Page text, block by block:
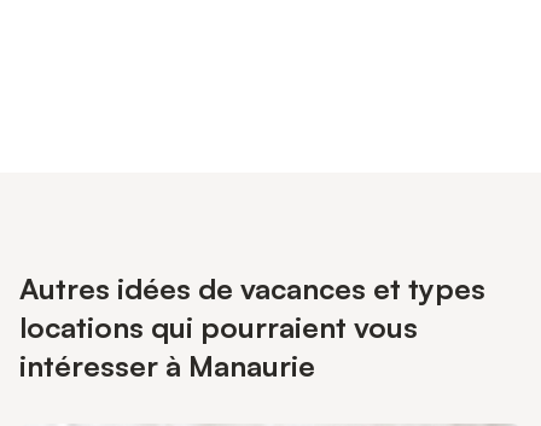
Autres idées de vacances et types
locations qui pourraient vous
intéresser à Manaurie